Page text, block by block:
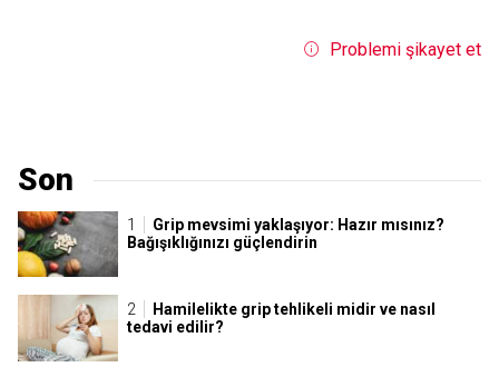
Problemi şikayet et
Son
Grip mevsimi yaklaşıyor: Hazır mısınız?
Bağışıklığınızı güçlendirin
Hamilelikte grip tehlikeli midir ve nasıl
tedavi edilir?